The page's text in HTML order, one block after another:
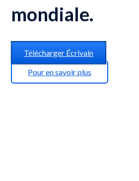
mondiale.
Télécharger Écrivain
Pour en savoir plus